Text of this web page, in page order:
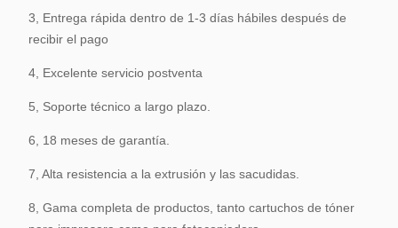
3, Entrega rápida dentro de 1-3 días hábiles después de
recibir el pago
4, Excelente servicio postventa
5, Soporte técnico a largo plazo.
6, 18 meses de garantía.
7, Alta resistencia a la extrusión y las sacudidas.
8, Gama completa de productos, tanto cartuchos de tóner